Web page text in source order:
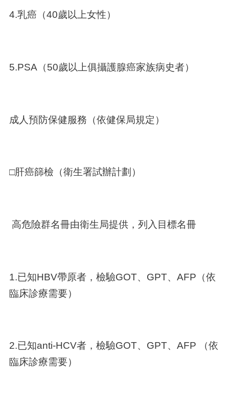
4.乳癌（40歲以上女性）
5.PSA（50歲以上俱攝護腺癌家族病史者）
成人預防保健服務（依健保局規定）
□肝癌篩檢（衛生署試辦計劃）
高危險群名冊由衛生局提供，列入目標名冊
1.已知HBV帶原者，檢驗GOT、GPT、AFP（依
臨床診療需要）
2.已知anti-HCV者，檢驗GOT、GPT、AFP （依
臨床診療需要）